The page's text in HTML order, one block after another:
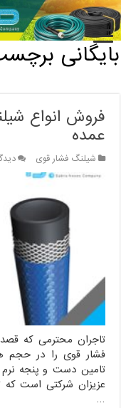
خانه / بایگانی برچسب:
بایگانی
فروش انواع
عمده
شیلنگ فشار قوی
تاجران محترمی که
فشار قوی را در حجم
تامین دست و پنجه نرم
عزیزان شرکتی است
…